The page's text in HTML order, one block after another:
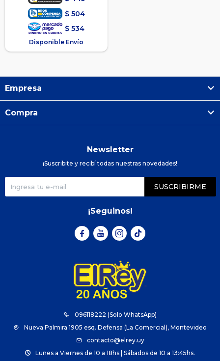
$ 504
$ 534
Disponible Envío
096118222 (Solo WhatsApp)
Nueva Palmira 1905 esq. Defensa (La Comercial), Montevideo
contacto@elrey.uy
Lunes a Viernes de 10 a 18hs | Sábados de 10 a 13:45hs.
Empresa
Compra
Newsletter
¡Suscribite y recibí todas nuestras novedades!
SUSCRIBIRME
¡Seguinos!
  